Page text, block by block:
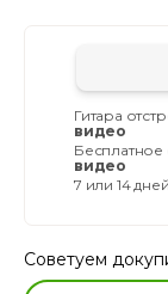
Гитара
видео
видео
7 или 14
Советуем